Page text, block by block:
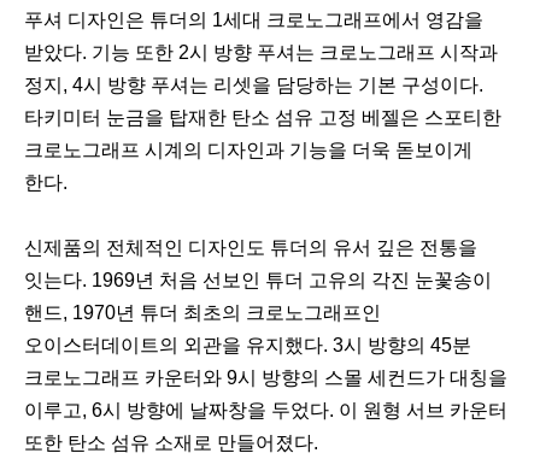
푸셔 디자인은 튜더의 1세대 크로노그래프에서 영감을
받았다. 기능 또한 2시 방향 푸셔는 크로노그래프 시작과
정지, 4시 방향 푸셔는 리셋을 담당하는 기본 구성이다.
타키미터 눈금을 탑재한 탄소 섬유 고정 베젤은 스포티한
크로노그래프 시계의 디자인과 기능을 더욱 돋보이게
한다.
신제품의 전체적인 디자인도 튜더의 유서 깊은 전통을
잇는다. 1969년 처음 선보인 튜더 고유의 각진 눈꽃송이
핸드, 1970년 튜더 최초의 크로노그래프인
오이스터데이트의 외관을 유지했다. 3시 방향의 45분
크로노그래프 카운터와 9시 방향의 스몰 세컨드가 대칭을
이루고, 6시 방향에 날짜창을 두었다. 이 원형 서브 카운터
또한 탄소 섬유 소재로 만들어졌다.